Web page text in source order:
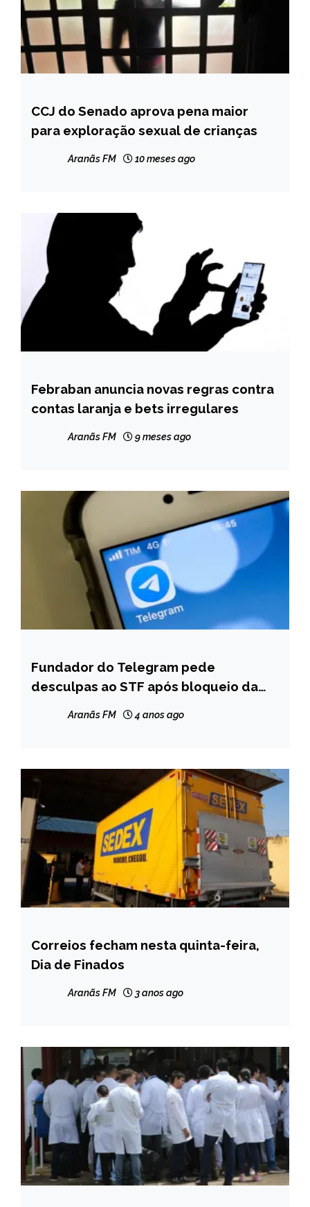
BRASIL
NOTÍCIAS
CCJ do Senado aprova pena maior
para exploração sexual de crianças
Aranãs FM 10 meses ago
BRASIL
NOTÍCIAS
Febraban anuncia novas regras contra
contas laranja e bets irregulares
Aranãs FM 9 meses ago
BRASIL
NOTÍCIAS
Fundador do Telegram pede
desculpas ao STF após bloqueio da
Aranãs FM 4 anos ago
BRASIL
CAPELINHA
Correios fecham nesta quinta-feira,
Dia de Finados
Aranãs FM 3 anos ago